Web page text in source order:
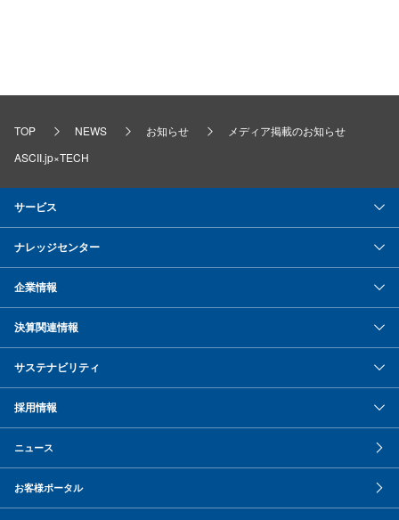
TOP NEWS お知らせ
メディア掲載のお知らせ
ASCII.jp×TECH
サービス
ナレッジセンター
企業情報
決算関連情報
サステナビリティ
採用情報
ニュース
お客様ポータル